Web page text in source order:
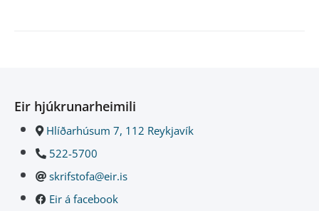
Eir hjúkrunarheimili
Hlíðarhúsum 7, 112 Reykjavík
522-5700
skrifstofa@eir.is
Eir á facebook